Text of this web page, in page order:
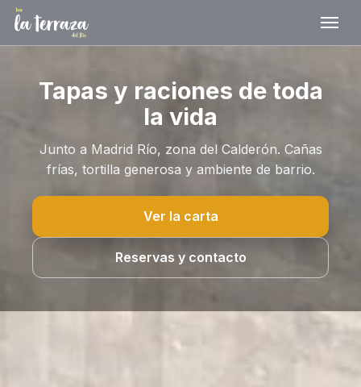
Tapas y raciones de toda
la vida
Junto a Madrid Río, zona del Calderón. Cañas
frías, tortilla generosa y ambiente de barrio.
Ver la carta
Reservas y contacto